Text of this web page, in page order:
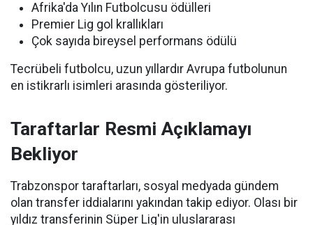
Afrika'da Yılın Futbolcusu ödülleri
Premier Lig gol krallıkları
Çok sayıda bireysel performans ödülü
Tecrübeli futbolcu, uzun yıllardır Avrupa futbolunun
en istikrarlı isimleri arasında gösteriliyor.
Taraftarlar Resmi Açıklamayı
Bekliyor
Trabzonspor taraftarları, sosyal medyada gündem
olan transfer iddialarını yakından takip ediyor. Olası bir
yıldız transferinin Süper Lig'in uluslararası